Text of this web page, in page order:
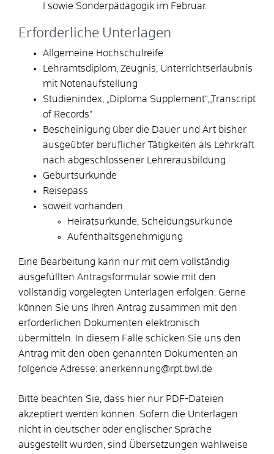
I sowie Sonderpädagogik im Februar.
Erforderliche Unterlagen
Allgemeine Hochschulreife
Lehramtsdiplom, Zeugnis, Unterrichtserlaubnis
mit Notenaufstellung
Studienindex, „Diploma Supplement“,„Transcript
of Records"
Bescheinigung über die Dauer und Art bisher
ausgeübter beruflicher Tätigkeiten als Lehrkraft
nach abgeschlossener Lehrerausbildung
Geburtsurkunde
Reisepass
soweit vorhanden
Heiratsurkunde, Scheidungsurkunde
Aufenthaltsgenehmigung
Eine Bearbeitung kann nur mit dem vollständig
ausgefüllten Antragsformular sowie mit den
vollständig vorgelegten Unterlagen erfolgen. Gerne
können Sie uns Ihren Antrag zusammen mit den
erforderlichen Dokumenten elektronisch
übermitteln. In diesem Falle schicken Sie uns den
Antrag mit den oben genannten Dokumenten an
folgende Adresse: anerkennung@rpt.bwl.de
Bitte beachten Sie, dass hier nur PDF-Dateien
akzeptiert werden können. Sofern die Unterlagen
nicht in deutscher oder englischer Sprache
ausgestellt wurden, sind Übersetzungen wahlweise